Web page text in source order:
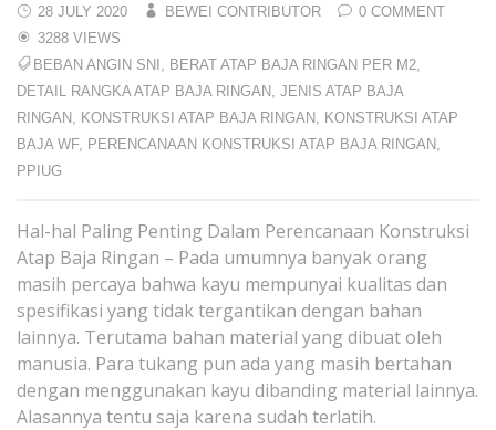
28 JULY 2020 BEWEI CONTRIBUTOR
0 COMMENT
3288 VIEWS
BEBAN ANGIN SNI
BERAT ATAP BAJA RINGAN PER M2
DETAIL RANGKA ATAP BAJA RINGAN JENIS ATAP BAJA
RINGAN KONSTRUKSI ATAP BAJA RINGAN KONSTRUKSI ATAP
BAJA WF, PERENCANAAN KONSTRUKSI ATAP BAJA RINGAN
PPIUG
Hal-hal Paling Penting Dalam Perencanaan Konstruksi
Atap Baja Ringan – Pada umumnya banyak orang
masih percaya bahwa kayu mempunyai kualitas dan
spesifikasi yang tidak tergantikan dengan bahan
lainnya. Terutama bahan material yang dibuat oleh
manusia. Para tukang pun ada yang masih bertahan
dengan menggunakan kayu dibanding material lainnya.
Alasannya tentu saja karena sudah terlatih.